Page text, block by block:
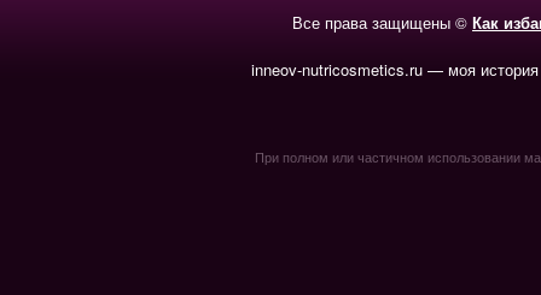
Все права защищены © Как
inneov-nutricosmetics.ru — моя
При полном или частичном использовании